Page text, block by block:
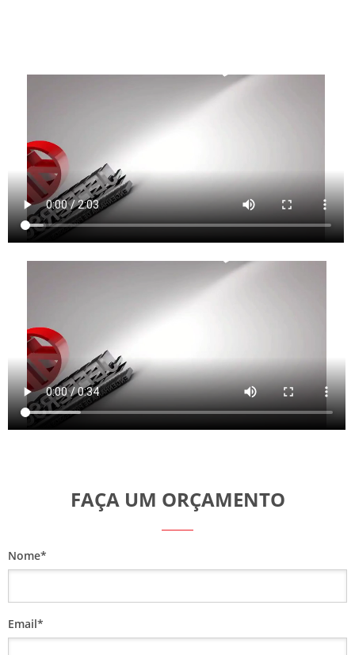
FAÇA UM ORÇAMENTO
Nome*
Email*